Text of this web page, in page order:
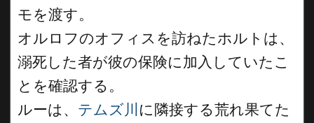
モを渡す。
オルロフのオフィスを訪ねたホルトは、
溺死した者が彼の保険に加入していたこ
とを確認する。
ルーは、 テムズ川 に隣接する荒れ果てた